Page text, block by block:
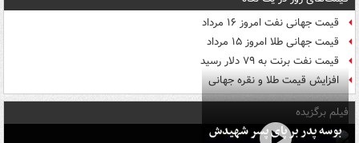
قیمت جهانی نفت امروز ۱۶ مرداد
قیمت جهانی طلا امروز ۱۵ مرداد
قیمت نفت برنت به ۷۹ دلار رسید
افزایش قیمت طلا و نقره جهانی
فیلم برگزیده
بوسه‌ پدر بر پای پسر شهیدش